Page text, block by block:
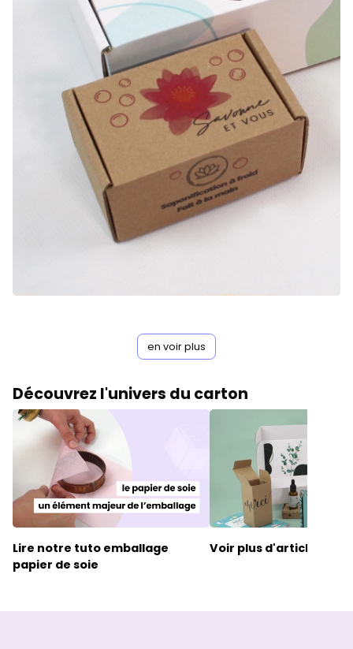
en voir plus
Découvrez l'univers du carton
Lire notre tuto emballage
papier de soie
Voir plus d'articles